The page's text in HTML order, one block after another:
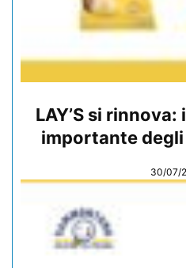
LAY’S si
importante
30/07/